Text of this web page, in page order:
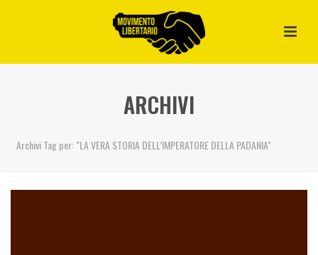
ARCHIVI
Archivi Tag per: "LA VERA STORIA DELL’IMPERATORE DELLA PADANIA"